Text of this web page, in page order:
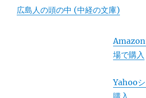
広島人の頭の中 (中経の文庫)
場で購入
Yahoo
購入